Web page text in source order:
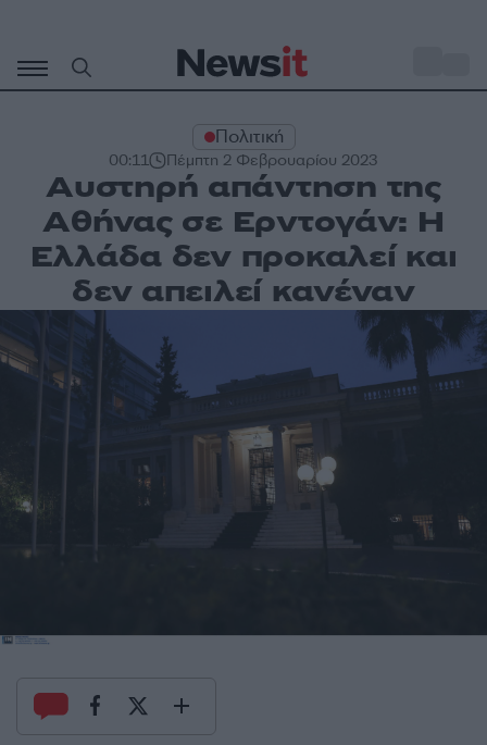
περιεχόμενο
Πολιτική
00:11 Πέμπτη 2 Φεβρουαρίου 2023
Αυστηρή απάντηση της
Αθήνας σε Ερντογάν: Η
Ελλάδα δεν προκαλεί και
δεν απειλεί κανέναν